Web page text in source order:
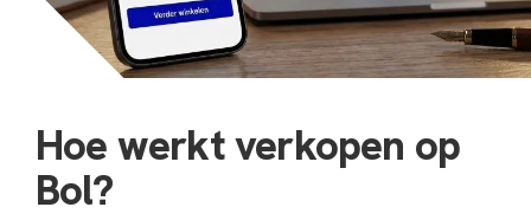
Hoe werkt verkopen op
Bol?